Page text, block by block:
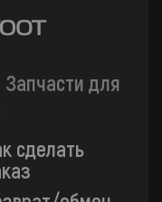
Запчасти для
сделать